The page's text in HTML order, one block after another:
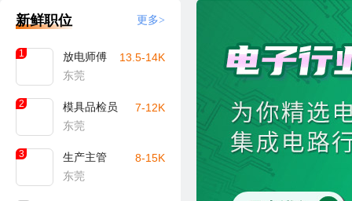
新鲜职位 更多>
1
放电师傅
东莞
13.5-14K
2
模具品检员
东莞
7-12K
3
生产主管
东莞
8-15K